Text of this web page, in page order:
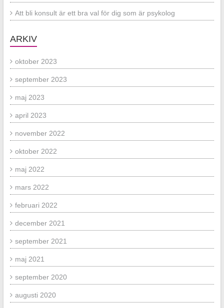
Att bli konsult är ett bra val för dig som är psykolog
ARKIV
oktober 2023
september 2023
maj 2023
april 2023
november 2022
oktober 2022
maj 2022
mars 2022
februari 2022
december 2021
september 2021
maj 2021
september 2020
augusti 2020